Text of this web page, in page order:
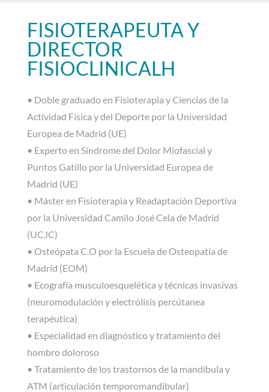
FISIOTERAPEUTA Y
DIRECTOR
FISIOCLINICALH
• Doble graduado en Fisioterapia y Ciencias de la
Actividad Física y del Deporte por la Universidad
Europea de Madrid (UE)
• Experto en Síndrome del Dolor Miofascial y
Puntos Gatillo por la Universidad Europea de
Madrid (UE)
• Máster en Fisioterapia y Readaptación Deportiva
por la Universidad Camilo José Cela de Madrid
(UCJC)
• Osteópata C.O por la Escuela de Osteopatía de
Madrid (EOM)
• Ecografía musculoesquelética y técnicas invasivas
(neuromodulación y electrólisis percútanea
terapéutica)
• Especialidad en diagnóstico y tratamiento del
hombro doloroso
• Tratamiento de los trastornos de la mandíbula y
ATM (articulación temporomandibular)